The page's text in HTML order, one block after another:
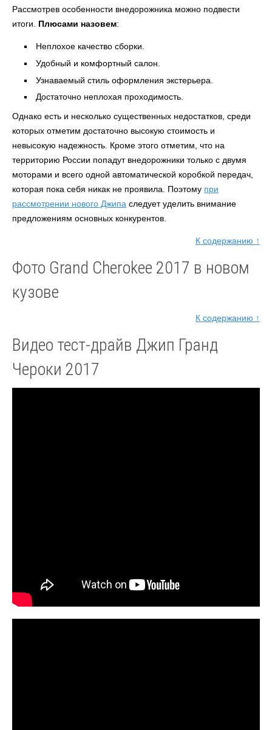
Рассмотрев особенности внедорожника можно подвести
итоги. Плюсами назовем:
Неплохое качество сборки.
Удобный и комфортный салон.
Узнаваемый стиль оформления экстерьера.
Достаточно неплохая проходимость.
Однако есть и несколько существенных недостатков, среди
которых отметим достаточно высокую стоимость и
невысокую надежность. Кроме этого отметим, что на
территорию России попадут внедорожники только с двумя
моторами и всего одной автоматической коробкой передач,
которая пока себя никак не проявила. Поэтому при
рассмотрении нового Джипа следует уделить внимание
предложениям основных конкурентов.
К содержанию ↑
Фото Grand Cherokee 2017 в новом
кузове
К содержанию ↑
Видео тест-драйв Джип Гранд
Чероки 2017